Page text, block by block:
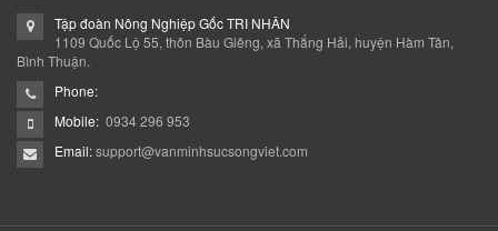
Tập đoàn Nông Nghiệp Gốc TRI NHÂN
1109 Quốc Lộ 55, thôn Bàu Giêng, xã Thắng Hải, huyện Hàm Tân,
Bình Thuận.
Phone:
Mobile: 0934 296 953
Email:support@vanminhsucsongviet.com